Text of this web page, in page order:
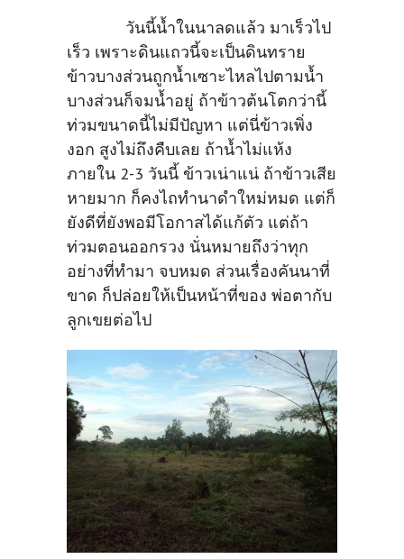
วันนี้น้ำในนาลดแล้ว มาเร็วไป
เร็ว เพราะดินแถวนี้จะเป็นดินทราย
ข้าวบางส่วนถูกน้ำเซาะไหลไปตามน้ำ
บางส่วนก็จมน้ำอยู่ ถ้าข้าวต้นโตกว่านี้
ท่วมขนาดนี้ไม่มีปัญหา แต่นี่ข้าวเพิ่ง
งอก สูงไม่ถึงคืบเลย ถ้าน้ำไม่แห้ง
ภายใน 2-3 วันนี้ ข้าวเน่าแน่ ถ้าข้าวเสีย
หายมาก ก็คงไถทำนาดำใหม่หมด แต่ก็
ยังดีที่ยังพอมีโอกาสได้แก้ตัว แต่ถ้า
ท่วมตอนออกรวง นั่นหมายถึงว่าทุก
อย่างที่ทำมา จบหมด ส่วนเรื่องคันนาที่
ขาด ก็ปล่อยให้เป็นหน้าที่ของ พ่อตากับ
ลูกเขยต่อไป